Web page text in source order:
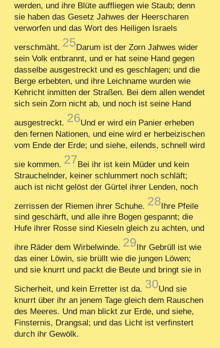
werden, und ihre Blüte auffliegen wie Staub; denn
sie haben das Gesetz Jahwes der Heerscharen
verworfen und das Wort des Heiligen Israels
verschmäht. 25Darum ist der Zorn Jahwes wider
sein Volk entbrannt, und er hat seine Hand gegen
dasselbe ausgestreckt und es geschlagen; und die
Berge erbebten, und ihre Leichname wurden wie
Kehricht inmitten der Straßen. Bei dem allen wendet
sich sein Zorn nicht ab, und noch ist seine Hand
ausgestreckt. 26Und er wird ein Panier erheben
den fernen Nationen, und eine wird er herbeizischen
vom Ende der Erde; und siehe, eilends, schnell wird
sie kommen. 27Bei ihr ist kein Müder und kein
Strauchelnder, keiner schlummert noch schläft;
auch ist nicht gelöst der Gürtel ihrer Lenden, noch
zerrissen der Riemen ihrer Schuhe. 28Ihre Pfeile
sind geschärft, und alle ihre Bogen gespannt; die
Hufe ihrer Rosse sind Kieseln gleich zu achten, und
ihre Räder dem Wirbelwinde. 29Ihr Gebrüll ist wie
das einer Löwin, sie brüllt wie die jungen Löwen;
und sie knurrt und packt die Beute und bringt sie in
Sicherheit, und kein Erretter ist da. 30Und sie
knurrt über ihr an jenem Tage gleich dem Rauschen
des Meeres. Und man blickt zur Erde, und siehe,
Finsternis, Drangsal; und das Licht ist verfinstert
durch ihr Gewölk.